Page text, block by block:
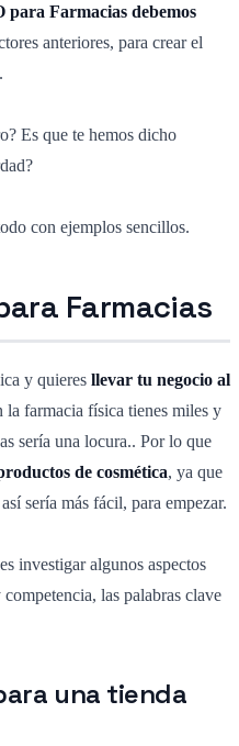
para Farmacias debemos
anteriores, para crear el
Es que te hemos dicho
con ejemplos sencillos.
Farmacias
y quieres llevar tu negocio al
la farmacia física tienes miles y
sería una locura.. Por lo que
de cosmética, ya que
sería más fácil, para empezar.
investigar algunos aspectos
las palabras clave
una tienda